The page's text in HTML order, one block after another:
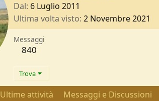
Dal 6 Luglio 2011
Ultima volta visto 2 Novembre 2021
Messaggi
840
Trova
Ultime attività Messaggi e Discussioni